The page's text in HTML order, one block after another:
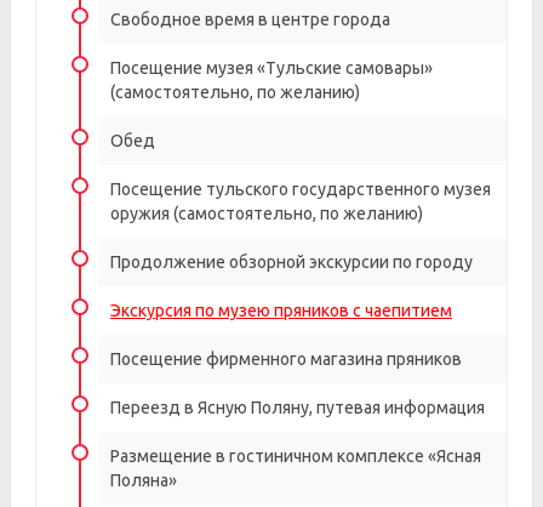
Свободное время в центре города
Посещение музея «Тульские самовары»
(самостоятельно, по желанию)
Обед
Посещение тульского государственного музея
оружия (самостоятельно, по желанию)
Продолжение обзорной экскурсии по городу
Экскурсия по музею пряников с чаепитием
Посещение фирменного магазина пряников
Переезд в Ясную Поляну, путевая информация
Размещение в гостиничном комплексе «Ясная
Поляна»